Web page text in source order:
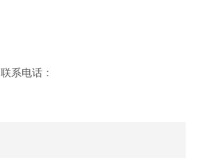
联系电话：